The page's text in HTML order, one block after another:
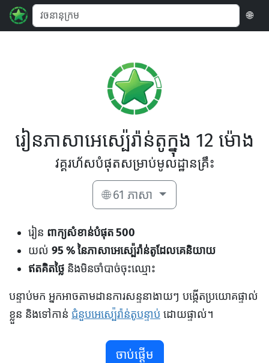
🌐
រៀនភាសាអេស្ប៉េរ៉ាន់តូក្នុង 12 ម៉ោង
វគ្គរហ័សបំផុតសម្រាប់មូលដ្ឋានគ្រឹះ
🌐 61 ភាសា
រៀន ពាក្យសំខាន់បំផុត 500
យល់ 95 % នៃភាសាអេស្ប៉េរ៉ាន់តូដែលគេនិយាយ
ឥតគិតថ្លៃ និងមិនចាំបាច់ចុះឈ្មោះ
បន្ទាប់មក អ្នកអាចតាមដានការសន្ទនាងាយៗ បង្កើតប្រយោគផ្ទាល់
ខ្លួន និងទៅកាន់ ជំនួបអេស្ប៉េរ៉ាន់តូបន្ទាប់ ដោយផ្ទាល់។
ចាប់ផ្តើម